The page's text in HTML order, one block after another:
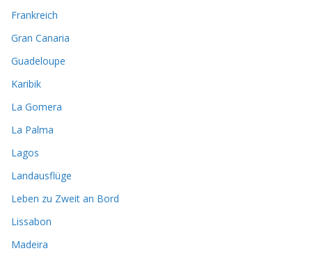
Frankreich
Gran Canaria
Guadeloupe
Karibik
La Gomera
La Palma
Lagos
Landausflüge
Leben zu Zweit an Bord
Lissabon
Madeira